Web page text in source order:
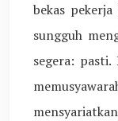
bekas
sungguh
segera: